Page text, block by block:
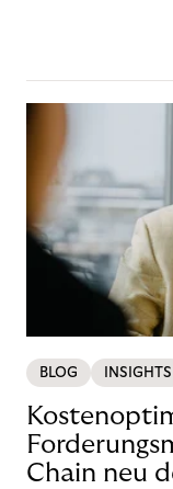
BLOG INSIGHTS
Chain neu